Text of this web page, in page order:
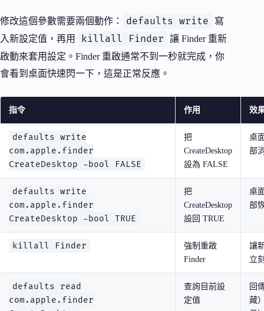
修改這個參數需要兩個動作： defaults write
寫
入新設定值，再用
killall Finder
讓 Finder 重新
啟動來套用設定。Finder 重啟通常不到一秒就完成，你
會看到桌面快速閃一下，這是正常反應。
指令 作用 效
defaults write
com.apple.finder
CreateDesktop -bool FALSE
把
CreateDesktop
設為 FALSE
桌
部
defaults write
com.apple.finder
CreateDesktop -bool TRUE
把
CreateDesktop
設回 TRUE
桌
部
killall Finder
強制重啟
Finder
讓
立
defaults read
com.apple.finder
查詢目前設
定值
回
藏